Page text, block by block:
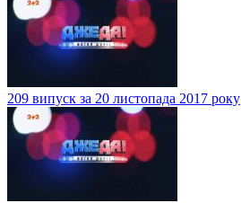
209 випуск за 20 листопада 2017 року